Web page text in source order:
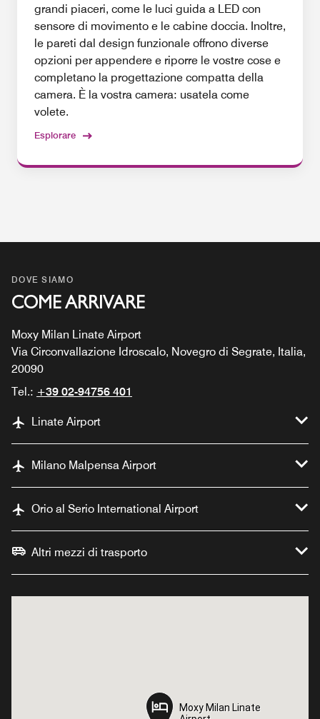
grandi piaceri, come le luci guida a LED con
sensore di movimento e le cabine doccia. Inoltre,
le pareti dal design funzionale offrono diverse
opzioni per appendere e riporre le vostre cose e
completano la progettazione compatta della
camera. È la vostra camera: usatela come
volete.
Esplorare
DOVE SIAMO
COME ARRIVARE
Moxy Milan Linate Airport
Via Circonvallazione Idroscalo, Novegro di Segrate, Italia,
20090
Tel.: +39 02-94756 401
Linate Airport
Milano Malpensa Airport
Orio al Serio International Airport
Altri mezzi di trasporto
Moxy Milan Linate
Moxy Milan Linate